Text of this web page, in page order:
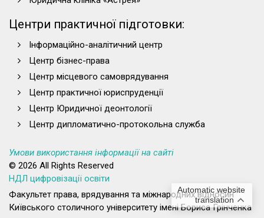
Automatic website
translation
Центри практичної підготовки:
Інформаційно-аналітичний центр
Центр бізнес-права
Центр місцевого самоврядування
Центр практичної юриспруденції
Центр Юридичної деонтології
Центр дипломатично-протокольна служба
Умови використання інформації на сайті
© 2026 All Rights Reserved
НДЛ цифровізації освіти
Факультет права, врядування та міжнародних відносин
Київського столичного університету імені Бориса Грінченка